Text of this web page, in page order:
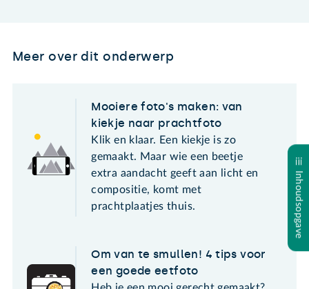
Inhoudsopgave
Meer over dit onderwerp
Mooiere foto's maken: van
kiekje naar prachtfoto
Klik en klaar. Een kiekje is zo
gemaakt. Maar wie een beetje
extra aandacht geeft aan licht en
compositie, komt met
prachtplaatjes thuis.
Om van te smullen! 4 tips voor
een goede eetfoto